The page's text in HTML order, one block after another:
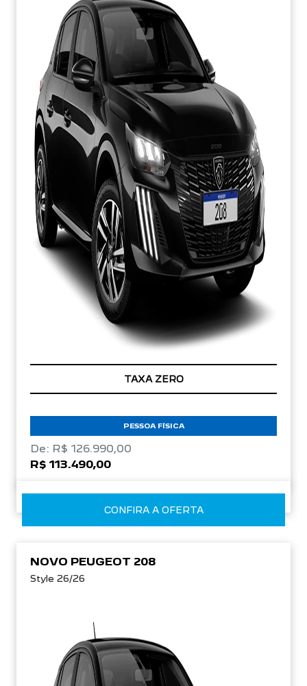
TAXA ZERO
PESSOA FÍSICA
De: R$ 126.990,00
R$ 113.490,00
CONFIRA A OFERTA
NOVO PEUGEOT 208
Style 26/26